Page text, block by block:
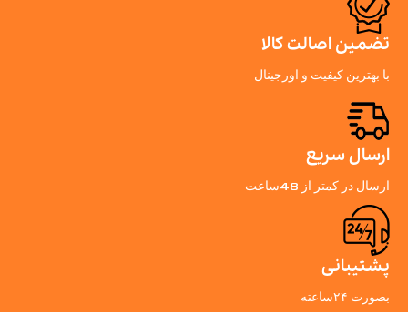
تضمین اصالت کالا
با بهترین کیفیت و اورجینال
ارسال سریع
ارسال در کمتر از 48ساعت
پشتیبانی
بصورت ۲۴ساعته